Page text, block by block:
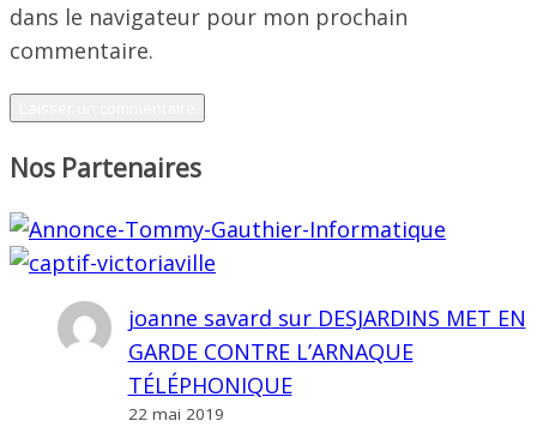
dans le navigateur pour mon prochain
commentaire.
Nos Partenaires
joanne savard sur DESJARDINS MET EN
GARDE CONTRE L’ARNAQUE
TÉLÉPHONIQUE
22 mai 2019